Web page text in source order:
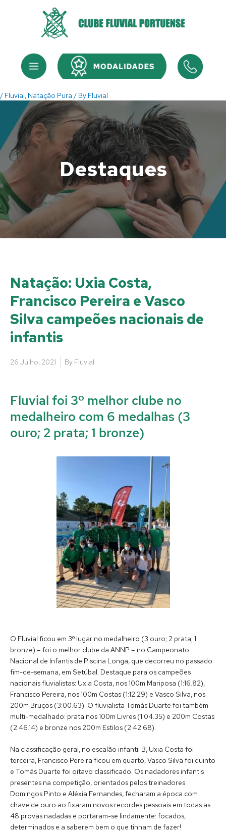
Menu Menu
/ Fluvial, Natação Pura / By Fluvial
Destaques
Natação: Uxia Costa,
Francisco Pereira e Vasco
Silva campeões nacionais de
infantis
26 Julho, 2021 By Fluvial
Fluvial foi 3º melhor clube no
medalheiro com 6 medalhas (3
ouro; 2 prata; 1 bronze)
O Fluvial ficou em 3º lugar no medalheiro (3 ouro; 2 prata; 1
bronze) – foi o melhor clube da ANNP – no Campeonato
Nacional de Infantis de Piscina Longa, que decorreu no passado
fim-de-semana, em Setúbal. Destaque para os campeões
nacionais fluvialistas: Uxia Costa, nos 100m Mariposa (1:16.82),
Francisco Pereira, nos 100m Costas (1:12.29) e Vasco Silva, nos
200m Bruços (3:00.63). O fluvialista Tomás Duarte foi também
multi-medalhado: prata nos 100m Livres (1:04.35) e 200m Costas
(2:46.14) e bronze nos 200m Estilos (2:42.68).
Na classificação geral, no escalão infantil B, Uxia Costa foi
terceira, Francisco Pereira ficou em quarto, Vasco Silva foi quinto
e Tomás Duarte foi oitavo classificado. Os nadadores infantis
presentes na competição, orientados pelos treinadores
Domingos Pinto e Aléxia Fernandes, fecharam a época com
chave de ouro ao fixaram novos recordes pessoais em todas as
48 provas nadadas e portaram-se lindamente: focados,
determinados e a saberem bem o que tinham de fazer!